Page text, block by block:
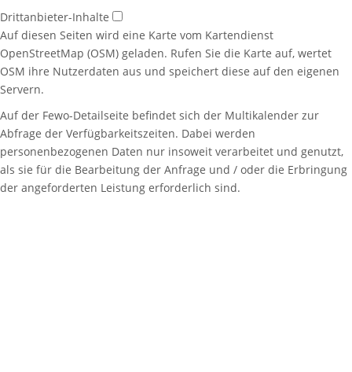
Drittanbieter-Inhalte
Auf diesen Seiten wird eine Karte vom Kartendienst
OpenStreetMap (OSM) geladen. Rufen Sie die Karte auf, wertet
OSM ihre Nutzerdaten aus und speichert diese auf den eigenen
Servern.
Auf der Fewo-Detailseite befindet sich der Multikalender zur
Abfrage der Verfügbarkeitszeiten. Dabei werden
personenbezogenen Daten nur insoweit verarbeitet und genutzt,
als sie für die Bearbeitung der Anfrage und / oder die Erbringung
der angeforderten Leistung erforderlich sind.